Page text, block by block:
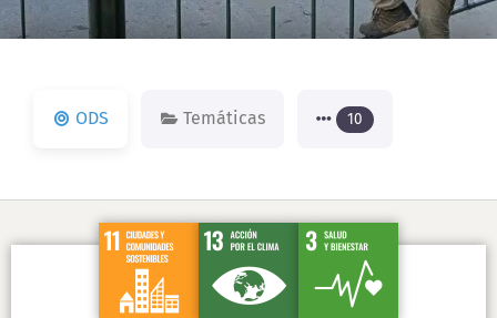
n
k
ODS Temáticas 10